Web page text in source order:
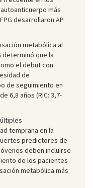
autoanticuerpo más
desarrollaron AP
metabólica al
determinó que la
el debut con
de
de seguimiento en
6,8 años (RIC: 3,7-
temprana en la
predictores de
deben incluirse
de los pacientes
metabólica más